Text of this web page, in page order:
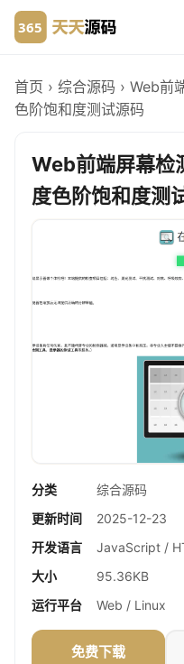
首页 › 综合源码 › Web前
色阶饱和度测试源码
Web前端屏幕检
度色阶饱和度测
分类
综合源码
更新时间
2025-12-23
开发语言
JavaScript /
大小
95.36KB
运行平台
Web / Linux
免费下载